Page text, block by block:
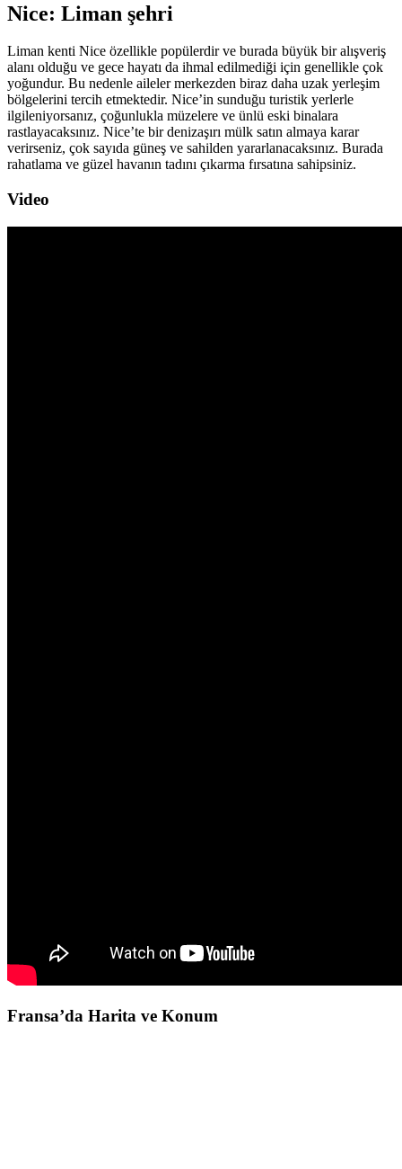
Nice: Liman şehri
Liman kenti Nice özellikle popülerdir ve burada büyük bir alışveriş
alanı olduğu ve gece hayatı da ihmal edilmediği için genellikle çok
yoğundur. Bu nedenle aileler merkezden biraz daha uzak yerleşim
bölgelerini tercih etmektedir. Nice’in sunduğu turistik yerlerle
ilgileniyorsanız, çoğunlukla müzelere ve ünlü eski binalara
rastlayacaksınız. Nice’te bir denizaşırı mülk satın almaya karar
verirseniz, çok sayıda güneş ve sahilden yararlanacaksınız. Burada
rahatlama ve güzel havanın tadını çıkarma fırsatına sahipsiniz.
Video
Fransa’da Harita ve Konum